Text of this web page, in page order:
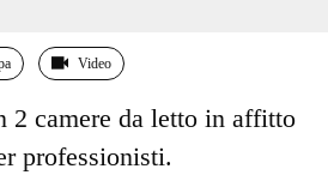
Video
2 camere da letto in affitto
professionisti.